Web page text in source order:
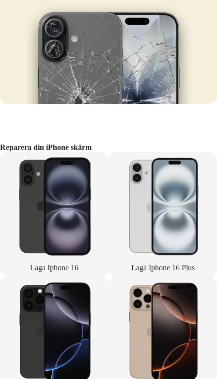
Reparera din iPhone skärm
Laga Iphone 16 Laga Iphone 16 Plus